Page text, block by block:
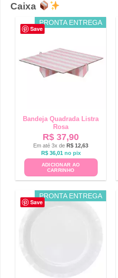
Caixa
Save
PRONTA ENTREGA
Bandeja Quadrada Listra
Rosa
R$ 37,90
Em até 3x de R$ 12,63
R$36,01 no pix
ADICIONAR AO
CARRINHO
Save
PRONTA ENTREGA